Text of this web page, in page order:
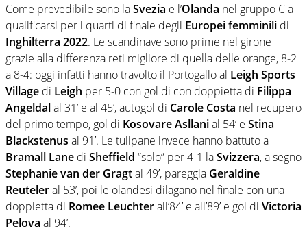
Come prevedibile sono laSvezia e l’Olanda nel gruppo C a
qualificarsi per i quarti di finale degli Europei femminili di
Inghilterra 2022. Le scandinave sono prime nel girone
grazie alla differenza reti migliore di quella delle orange, 8-2
a 8-4: oggi infatti hanno travolto il Portogallo al Leigh Sports
Village di Leigh per 5-0 con gol di con doppietta di Filippa
Angeldalal 31’ e al 45’, autogol di Carole Costa nel recupero
del primo tempo, gol di Kosovare Asllanial 54’ e Stina
Blackstenus al 91’. Le tulipane invece hanno battuto a
Bramall Lane di Sheffield “solo” per 4-1 laSvizzera, a segno
Stephanie van der Gragtal 49’, pareggia Geraldine
Reuteleral 53’, poi le olandesi dilagano nel finale con una
doppietta di Romee Leuchterall’84’ e all’89’ e gol di Victoria
Pelova al 94’.